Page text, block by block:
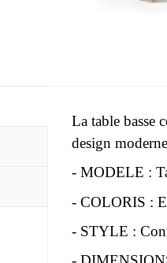
La table basse
design
- MODELE :
- COLORIS :
- STYLE :